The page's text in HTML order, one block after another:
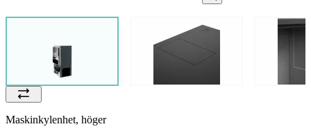
Maskinkylenhet, höger